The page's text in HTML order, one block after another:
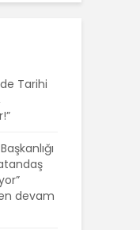
Tarihi
devam